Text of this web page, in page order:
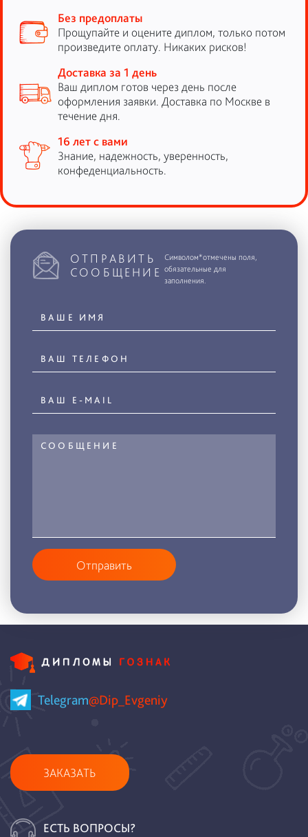
Без предоплаты
Прощупайте и оцените диплом, только потом
произведите оплату. Никаких рисков!
Доставка за 1 день
Ваш диплом готов через день после
оформления заявки. Доставка по Москве в
течение дня.
16 лет с вами
Знание, надежность, уверенность,
конфеденциальность.
ОТПРАВИТЬ
СООБЩЕНИЕ
Символом*отмечены поля,
обязательные для
заполнения.
Отправить
Telegram@Dip_Evgeniy
ЗАКАЗАТЬ
ЕСТЬ ВОПРОСЫ?